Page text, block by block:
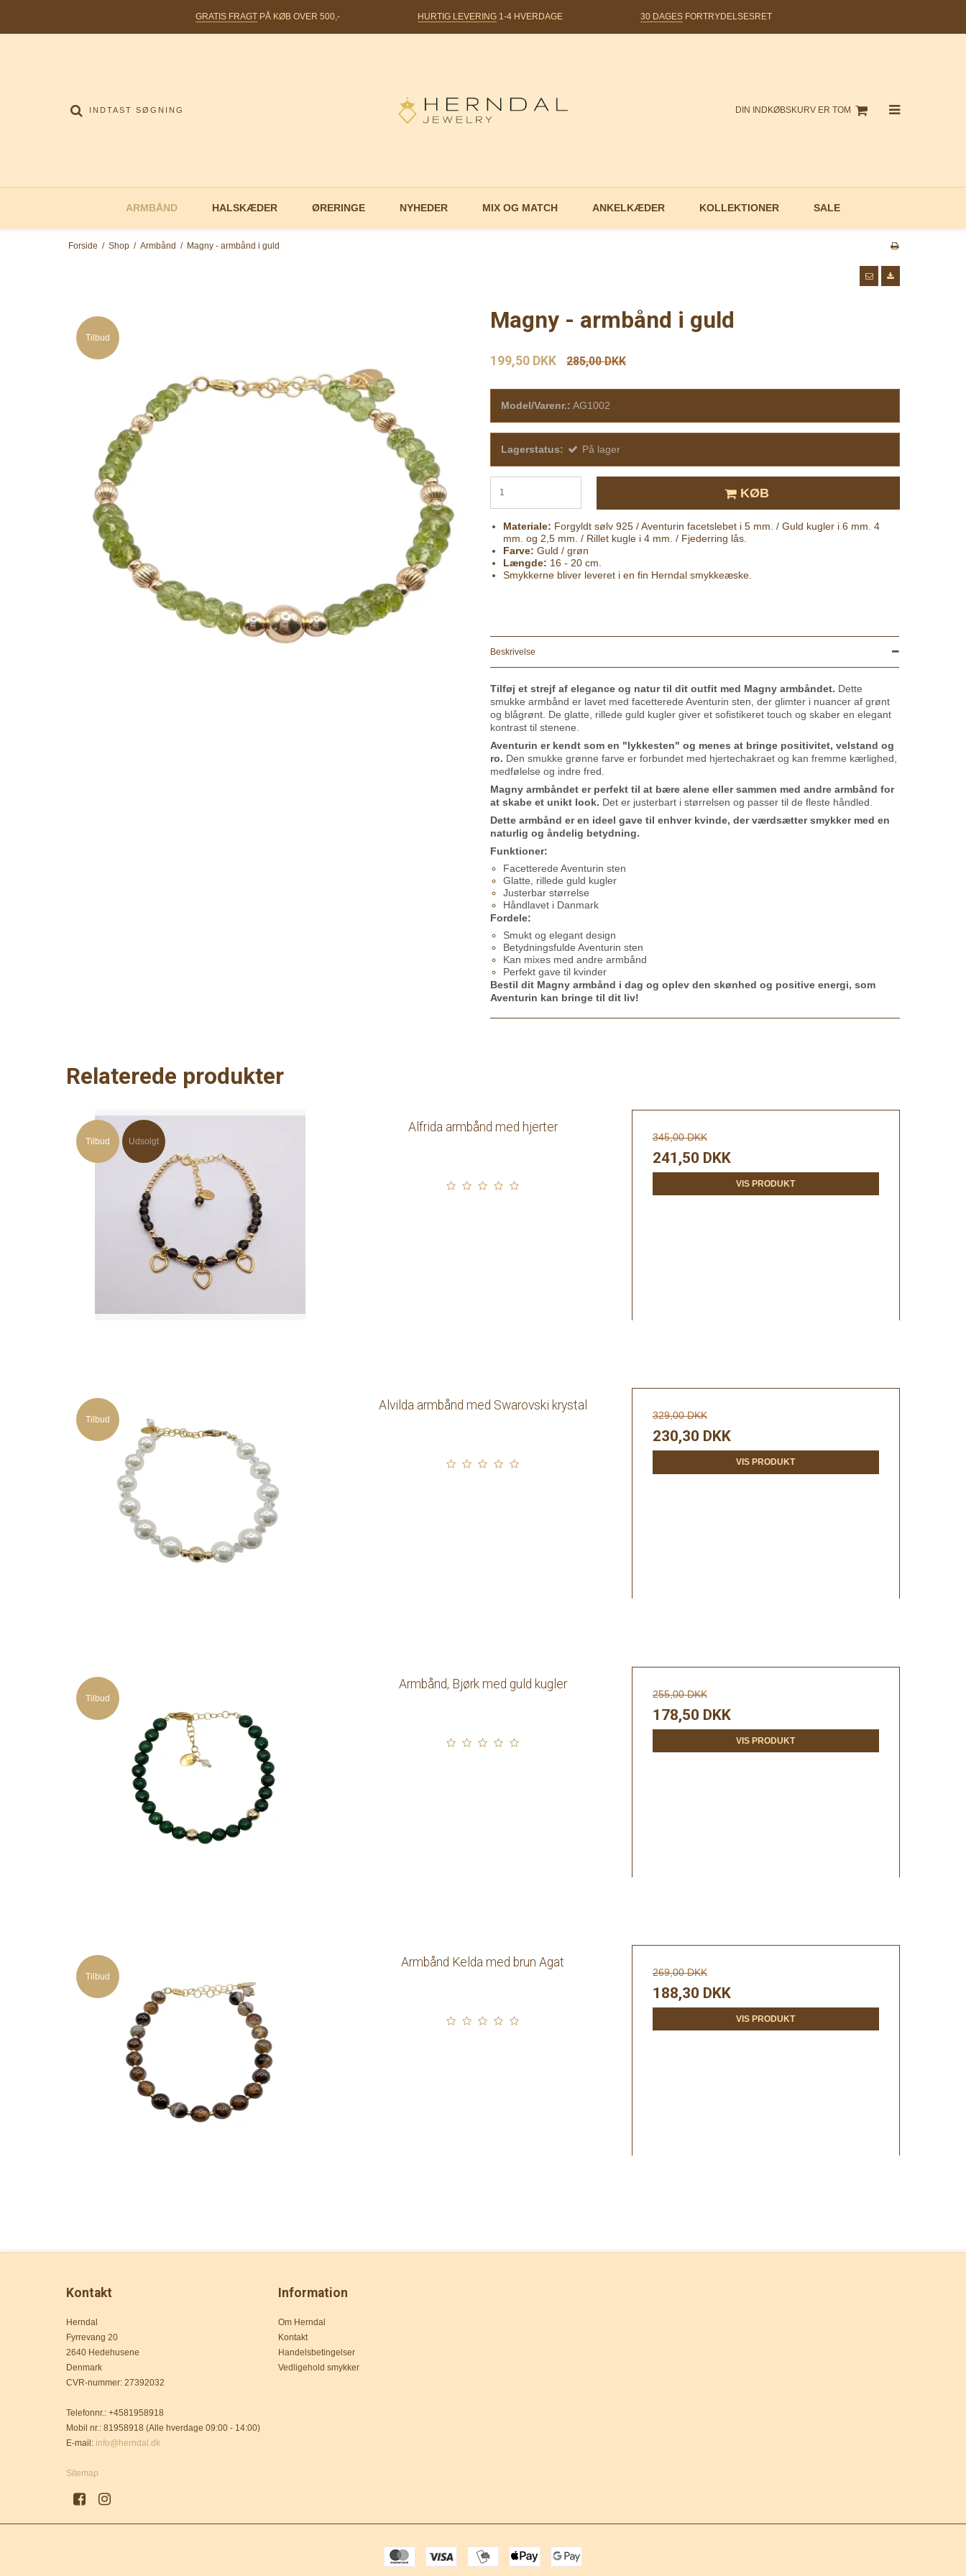
GRATIS FRAGTPÅ KØB OVER 500,- HURTIG LEVERING1-4 HVERDAGE 30 DAGESFORTRYDELSESRET
DIN INDKØBSKURV ER TOM
ARMBÅND HALSKÆDER ØRERINGE NYHEDER MIX OG MATCH ANKELKÆDER KOLLEKTIONER SALE
Forside / Shop / Armbånd / Magny - armbånd i guld
Tilbud
Magny - armbånd i guld
199,50 DKK 285,00 DKK
Model/Varenr.: AG1002
Lagerstatus: På lager
KØB
Materiale: Forgyldt sølv 925 / Aventurin facetslebet i 5 mm. / Guld kugler i 6 mm. 4
mm. og 2,5 mm. / Rillet kugle i 4 mm. / Fjederring lås.
Farve: Guld / grøn
Længde: 16 - 20 cm.
Smykkerne bliver leveret i en fin Herndal smykkeæske.
Beskrivelse
Tilføj et strejf af elegance og natur til dit outfit med Magny armbåndet. Dette
smukke armbånd er lavet med facetterede Aventurin sten, der glimter i nuancer af grønt
og blågrønt. De glatte, rillede guld kugler giver et sofistikeret touch og skaber en elegant
kontrast til stenene.
Aventurin er kendt som en "lykkesten" og menes at bringe positivitet, velstand og
ro. Den smukke grønne farve er forbundet med hjertechakraet og kan fremme kærlighed,
medfølelse og indre fred.
Magny armbåndet er perfekt til at bære alene eller sammen med andre armbånd for
at skabe et unikt look. Det er justerbart i størrelsen og passer til de fleste håndled.
Dette armbånd er en ideel gave til enhver kvinde, der værdsætter smykker med en
naturlig og åndelig betydning.
Funktioner:
Facetterede Aventurin sten
Glatte, rillede guld kugler
Justerbar størrelse
Håndlavet i Danmark
Fordele:
Smukt og elegant design
Betydningsfulde Aventurin sten
Kan mixes med andre armbånd
Perfekt gave til kvinder
Bestil dit Magny armbånd i dag og oplev den skønhed og positive energi, som
Aventurin kan bringe til dit liv!
Relaterede produkter
Tilbud Udsolgt
Alfrida armbånd med hjerter
345,00 DKK
241,50 DKK
VIS PRODUKT
Tilbud
Alvilda armbånd med Swarovski krystal
329,00 DKK
230,30 DKK
VIS PRODUKT
Tilbud
Armbånd, Bjørk med guld kugler
255,00 DKK
178,50 DKK
VIS PRODUKT
Tilbud
Armbånd Kelda med brun Agat
269,00 DKK
188,30 DKK
VIS PRODUKT
Kontakt
Herndal
Fyrrevang 20
2640 Hedehusene
Denmark
CVR-nummer: 27392032
Telefonnr.: +4581958918
Mobil nr.: 81958918 (Alle hverdage 09:00 - 14:00)
E-mail : info@herndal.dk
Sitemap
Information
Om Herndal
Kontakt
Handelsbetingelser
Vedligehold smykker